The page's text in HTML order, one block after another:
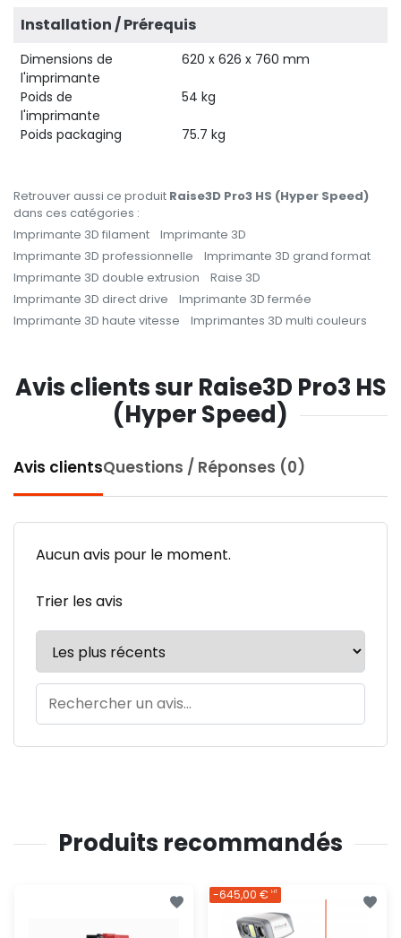
Installation / Prérequis
Dimensions de
l'imprimante
620 x 626 x 760 mm
Poids de
l'imprimante
54 kg
Poids packaging 75.7 kg
Retrouver aussi ce produit Raise3D Pro3 HS (Hyper Speed)
dans ces catégories :
Imprimante 3D filament
Imprimante 3D
Imprimante 3D professionnelle
Imprimante 3D grand format
Imprimante 3D double extrusion
Raise 3D
Imprimante 3D direct drive
Imprimante 3D fermée
Imprimante 3D haute vitesse
Imprimantes 3D multi couleurs
Avis clients sur Raise3D Pro3 HS
(Hyper Speed)
Avis clientsQuestions / Réponses (0)
Aucun avis pour le moment.
Trier les avis
Produits recommandés
-645,00 € HT